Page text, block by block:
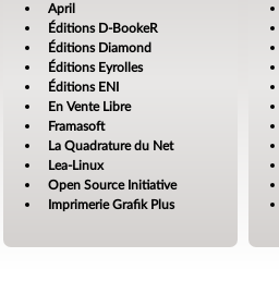
April
Éditions D-BookeR
Éditions Diamond
Éditions Eyrolles
Éditions ENI
En Vente Libre
Framasoft
La Quadrature du Net
Lea-Linux
Open Source Initiative
Imprimerie Grafik Plus